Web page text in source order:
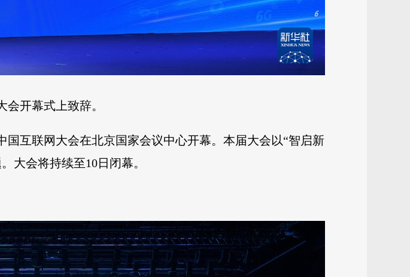
开幕式上致辞。
互联网大会在北京国家会议中心开幕。本届大会以“智启新
大会将持续至10日闭幕。